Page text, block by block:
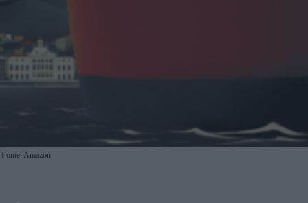
Fonte: Amazon